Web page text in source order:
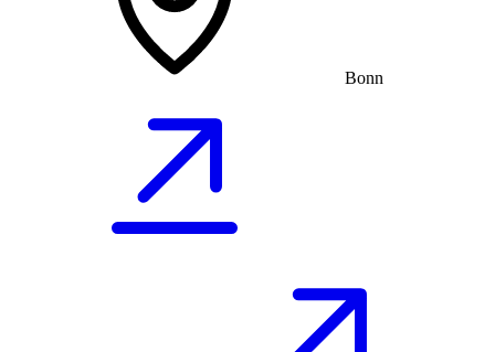
Bonn